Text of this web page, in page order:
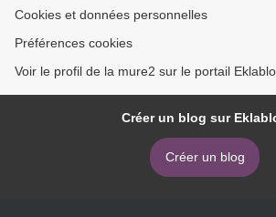
Cookies et données personnelles
Préférences cookies
Voir le profil de la mure2 sur le portail
Créer un blog sur
Créer un blog